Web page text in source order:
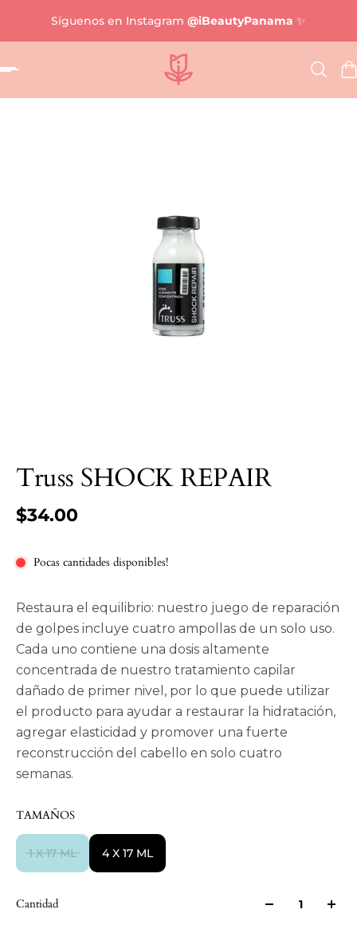
contenidoSíguenos en Instagram @iBeautyPanama ✨
Truss SHOCK REPAIR
$34.00
Pocas cantidades disponibles!
Restaura el equilibrio: nuestro juego de reparación
de golpes incluye cuatro ampollas de un solo uso.
Cada uno contiene una dosis altamente
concentrada de nuestro tratamiento capilar
dañado de primer nivel, por lo que puede utilizar
el producto para ayudar a restaurar la hidratación,
agregar elasticidad y promover una fuerte
reconstrucción del cabello en solo cuatro
semanas.
TAMAÑOS
1 X 17 ML 4 X 17 ML
Cantidad